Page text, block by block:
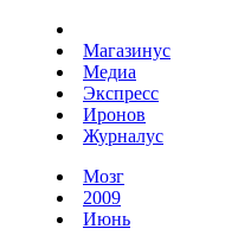
Магазинус
Медиа
Экспресс
Иронов
Журналус
Мозг
2009
Июнь